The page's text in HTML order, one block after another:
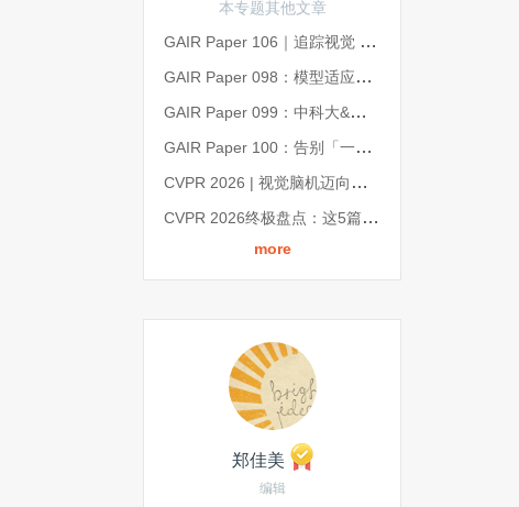
本专题其他文章
GAIR Paper 106｜追踪视觉 Token 的演化轨迹，实现无损压缩与 60% 推理加速｜CVPR 2026
GAIR Paper 098：模型适应性研究盘点：从保留旧知识，到适应真实世界 | CVPR 2026
GAIR Paper 099：中科大&智象未来：强模型打底、轻模型精修，重塑视频超分体验丨CVPR 2026
GAIR Paper 100：告别「一属性一训练」，美图&北交大提出统一属性编辑框架 All-in-One Slider | CVPR 202
CVPR 2026 | 视觉脑机迈向双向交互！神经流模型 NeuroFlow 打通视觉与神经的双向通道
CVPR 2026终极盘点：这5篇论文、1个演讲、3个展台，藏着计算机视觉下一个十年的答案
more
郑佳美
编辑